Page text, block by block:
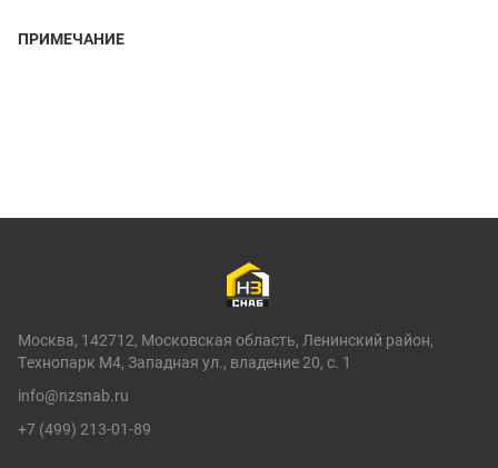
ПРИМЕЧАНИЕ
Москва, 142712, Московская область, Ленинский район,
Технопарк М4, Западная ул., владение 20, с. 1
info@nzsnab.ru
+7 (499) 213-01-89